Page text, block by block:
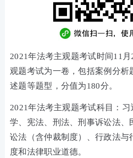
2021年法考主观题考试时间11
观题考试为一卷，包括案例分析
述题等题型，分值为180分。
2021年法考主观题考试科目：
学、宪法、刑法、刑事诉讼法、
讼法（含仲裁制度）、行政法与
度和法律职业道德。